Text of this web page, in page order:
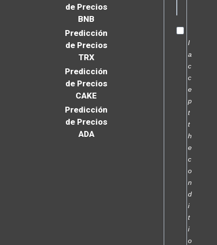
de Precios
BNB
Predicción
de Precios
TRX
Predicción
de Precios
CAKE
Predicción
de Precios
ADA
I
a
c
c
e
p
t
t
h
e
c
o
n
d
i
t
i
o